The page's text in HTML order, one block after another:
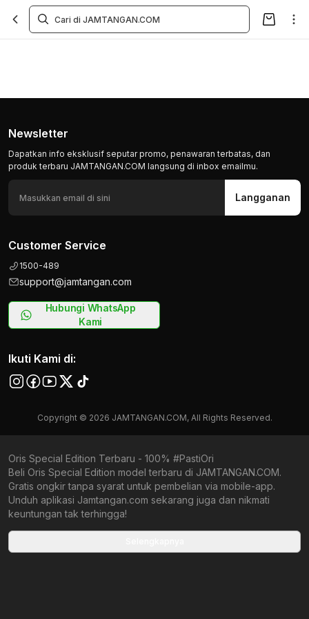
Newsletter
Dapatkan info eksklusif seputar promo, penawaran terbatas, dan
produk terbaru JAMTANGAN.COM langsung di inbox emailmu.
Langganan
Customer Service
1500-489
support@jamtangan.com
Hubungi WhatsApp
Kami
Ikuti Kami di:
Copyright © 2026 JAMTANGAN.COM, All Rights Reserved.
Oris Special Edition Terbaru - 100% #PastiOri
Beli Oris Special Edition model terbaru di JAMTANGAN.COM.
Gratis ongkir tanpa syarat untuk pembelian via mobile-app.
Unduh aplikasi Jamtangan.com sekarang juga dan nikmati
keuntungan tak terhingga!
Oris Big Crown Pointer Date